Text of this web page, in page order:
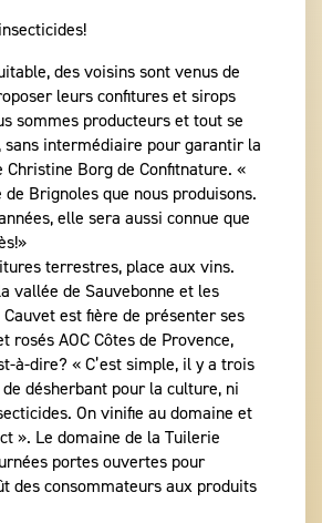
des voisins sont venus de
leurs confitures et sirops
sommes producteurs et tout se
sans intermédiaire pour garantir la
Christine Borg de Confitnature. «
de Brignoles que nous produisons.
elle sera aussi connue que
terrestres, place aux vins.
vallée de Sauvebonne et les
est fière de présenter ses
rosés AOC Côtes de Provence,
à-dire? « C’est simple, il y a trois
désherbant pour la culture, ni
On vinifie au domaine et
». Le domaine de la Tuilerie
portes ouvertes pour
des consommateurs aux produits